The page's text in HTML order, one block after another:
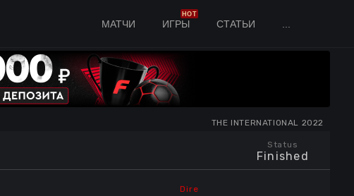
МАТЧИ ИГРЫ
HOT
СТАТЬИ
THE INTERNATIONAL 2022
Status
Finished
Dire